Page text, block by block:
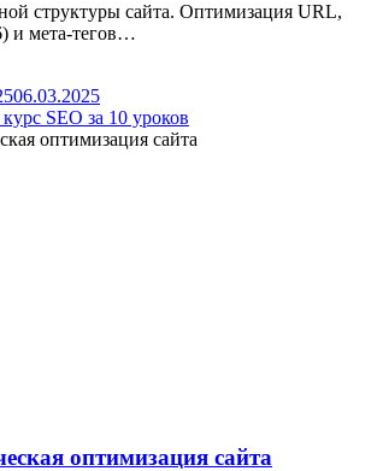
структуры сайта. Оптимизация URL,
и мета-тегов…
06.03.2025
SEO за 10 уроков
оптимизация сайта